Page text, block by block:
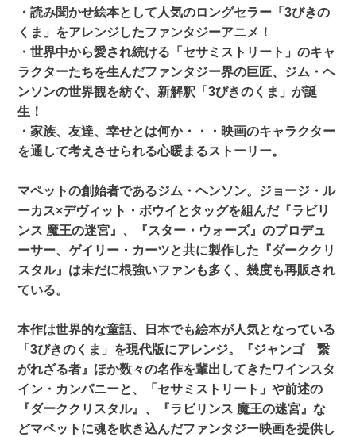
・読み聞かせ絵本として人気のロングセラー「3びきの
くま」をアレンジしたファンタジーアニメ！
・世界中から愛され続ける「セサミストリート」のキャ
ラクターたちを生んだファンタジー界の巨匠、ジム・ヘ
ンソンの世界観を紡ぐ、新解釈「3びきのくま」が誕
生！
・家族、友達、幸せとは何か・・・映画のキャラクター
を通して考えさせられる心暖まるストーリー。
マペットの創始者であるジム・ヘンソン。ジョージ・ル
ーカス×デヴィット・ボウイとタッグを組んだ『ラビリ
ンス 魔王の迷宮』、『スター・ウォーズ』のプロデュ
ーサー、ゲイリー・カーツと共に製作した『ダーククリ
スタル』は未だに根強いファンも多く、幾度も再販され
ている。
本作は世界的な童話、日本でも絵本が人気となっている
「3びきのくま」を現代版にアレンジ。『ジャンゴ 繋
がれざる者』ほか数々の名作を輩出してきたワインスタ
イン・カンパニーと、「セサミストリート」や前述の
『ダーククリスタル』、『ラビリンス 魔王の迷宮』な
どマペットに魂を吹き込んだファンタジー映画を提供し